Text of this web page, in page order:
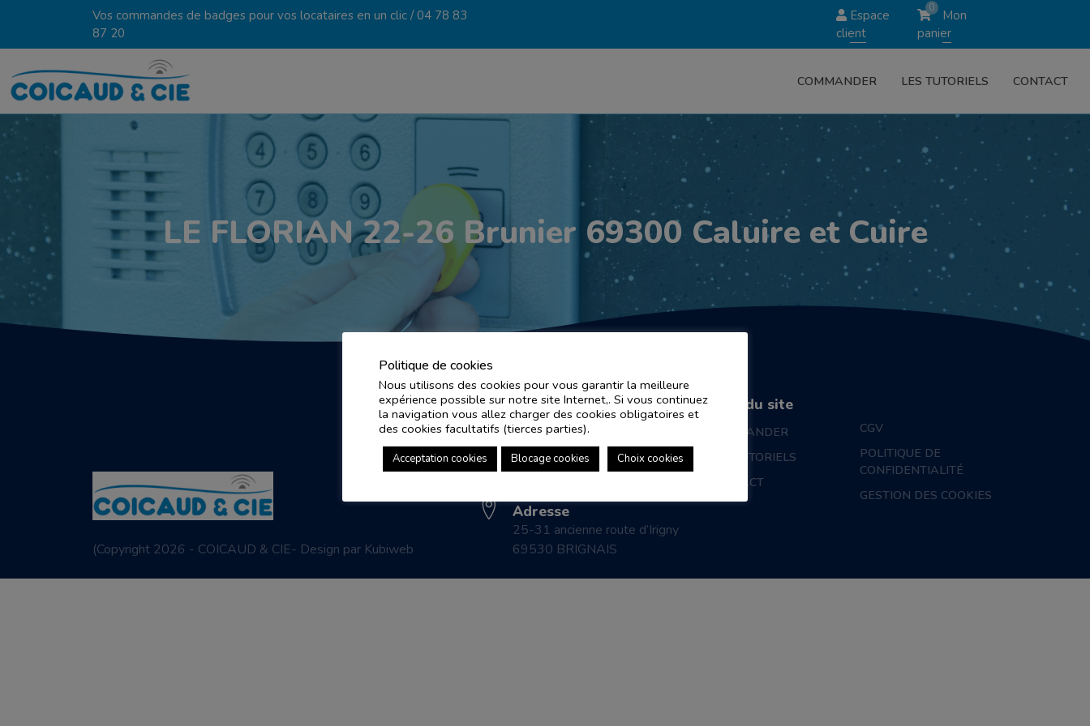
Vos commandes de badges pour vos locataires en un clic /04 78 83
87 20
Espace
client
0
Mon
panier
COMMANDER LES TUTORIELS CONTACT
LE FLORIAN 22-26 Brunier 69300 Caluire et Cuire
(Copyright 2026 - COICAUD & CIE- Design par Kubiweb
Adresse e-mail
controle.coicaud@ascenseurnsa.fr
Numéro de téléphone
04 78 83 87 20
Adresse
25-31 ancienne route d’Irigny
69530 BRIGNAIS
Plan du site
COMMANDER
LES TUTORIELS
CONTACT
CGV
POLITIQUE DE
CONFIDENTIALITÉ
GESTION DES COOKIES
Politique de cookies
Nous utilisons des cookies pour vous garantir la meilleure
expérience possible sur notre site Internet,. Si vous continuez
la navigation vous allez charger des cookies obligatoires et
des cookies facultatifs (tierces parties).
Acceptation cookies Blocage cookies Choix cookies